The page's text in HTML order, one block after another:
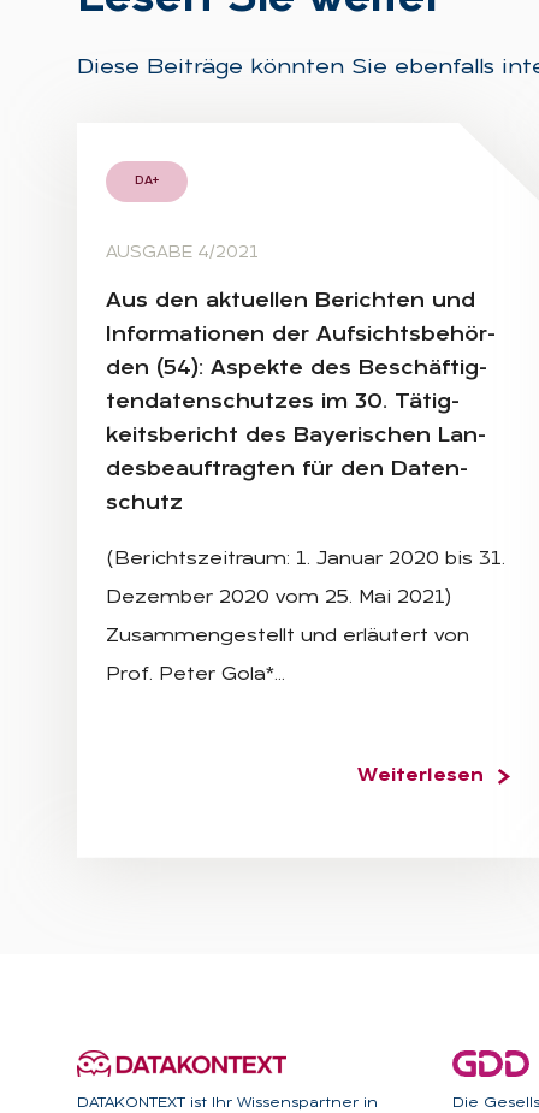
Diese Beiträge könnten Sie ebenfalls
DA+
AUSGABE 4/2021
Aus den ak­tu­el­len Be­rich­ten und
In­for­ma­tio­nen der Auf­sichts­be­hör­
den (54): As­pek­te des Be­schäf­tig­
ten­da­ten­schut­zes im 30. Tä­tig­
keits­be­richt des Baye­ri­schen Lan­
des­be­auf­trag­ten für den Da­ten­
schutz
(Berichtszeitraum: 1. Januar 2020 bis 31.
Dezember 2020 vom 25. Mai 2021)
Zusammengestellt und erläutert von
Prof. Peter Gola*…
Weiterlesen
DATAKONTEXT ist Ihr Wissenspartner in
Die